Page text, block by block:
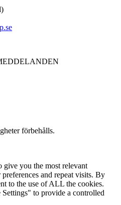
förbehålls.
give you the most relevant
and repeat visits. By
to the use of ALL the cookies.
to provide a controlled